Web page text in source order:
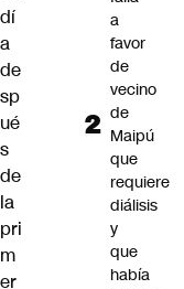
dí
a
de
sp
ué
s
de
la
pri
m
er
a
favor
de
vecino
de
Maipú
que
requiere
diálisis
y
que
había